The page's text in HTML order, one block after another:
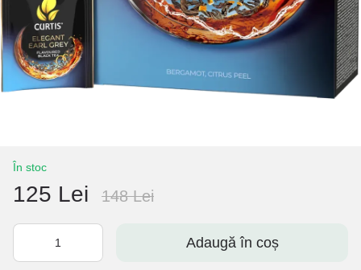
În stoc
125 Lei 148 Lei
Adaugă în coș